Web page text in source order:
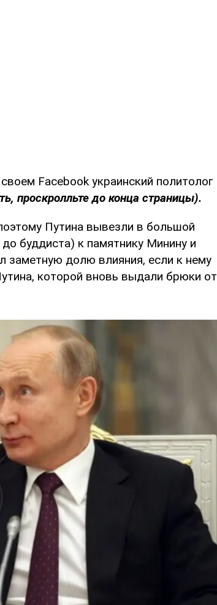
Facebook украинский политолог
проскролльте до конца страницы).
Путина вывезли в большой
буддиста) к памятнику Минину и
заметную долю влияния, если к нему
которой вновь выдали брюки от